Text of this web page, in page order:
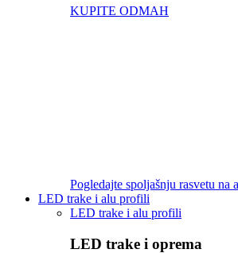
KUPITE ODMAH
Pogledajte spoljašnju rasvetu na
LED trake i alu profili
LED trake i alu profili
LED trake i oprema